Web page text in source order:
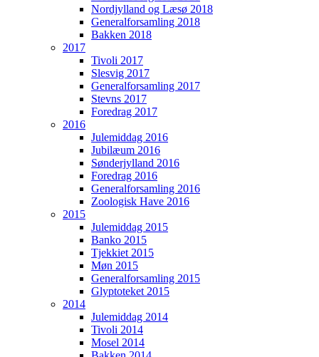
Nordjylland og Læsø 2018
Generalforsamling 2018
Bakken 2018
2017
Tivoli 2017
Slesvig 2017
Generalforsamling 2017
Stevns 2017
Foredrag 2017
2016
Julemiddag 2016
Jubilæum 2016
Sønderjylland 2016
Foredrag 2016
Generalforsamling 2016
Zoologisk Have 2016
2015
Julemiddag 2015
Banko 2015
Tjekkiet 2015
Møn 2015
Generalforsamling 2015
Glyptoteket 2015
2014
Julemiddag 2014
Tivoli 2014
Mosel 2014